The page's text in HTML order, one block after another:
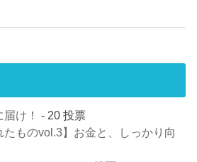
け！
- 20 投票
たものvol.3】お金と、しっかり向